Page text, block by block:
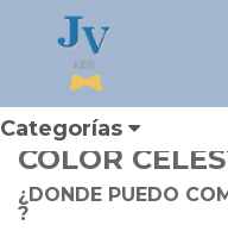
Categorías
Productos
CONJUNTO DE NIÑO
CELESTE
CONJUNTO
LARGA CON
COLOR
¿DONDE PUEDO
?